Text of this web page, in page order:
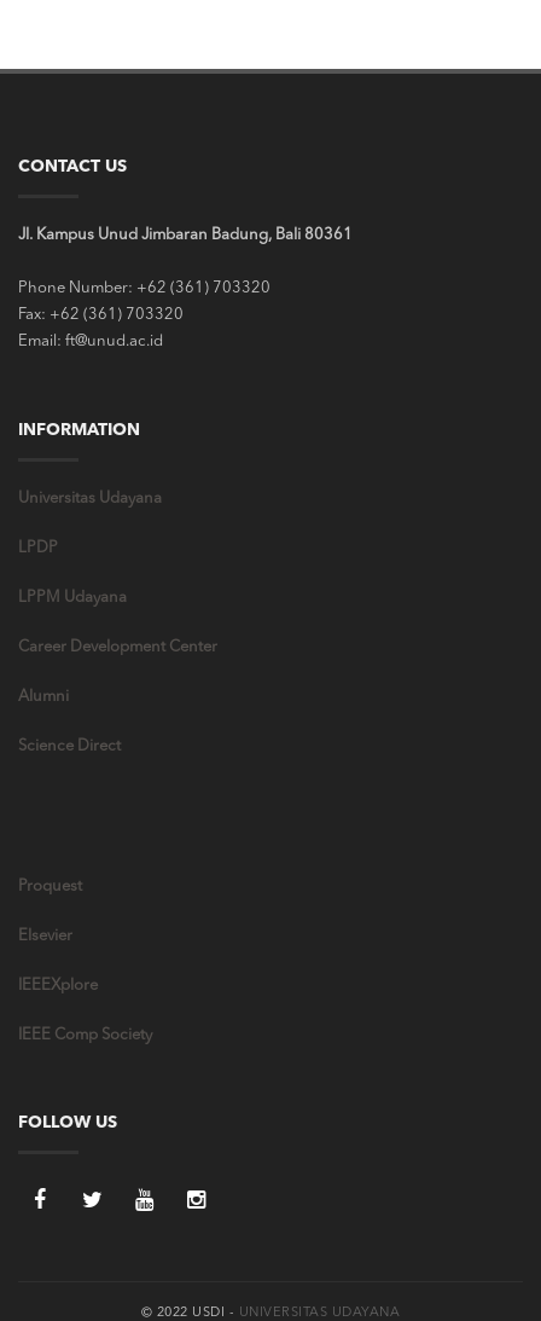
CONTACT US
Jl. Kampus Unud Jimbaran Badung, Bali 80361
Phone Number: +62 (361) 703320
Fax: +62 (361) 703320
Email: ft@unud.ac.id
INFORMATION
Universitas Udayana
LPDP
LPPM Udayana
Career Development Center
Alumni
Science Direct
Proquest
Elsevier
IEEEXplore
IEEE Comp Society
FOLLOW US
© 2022 USDI - UNIVERSITAS UDAYANA